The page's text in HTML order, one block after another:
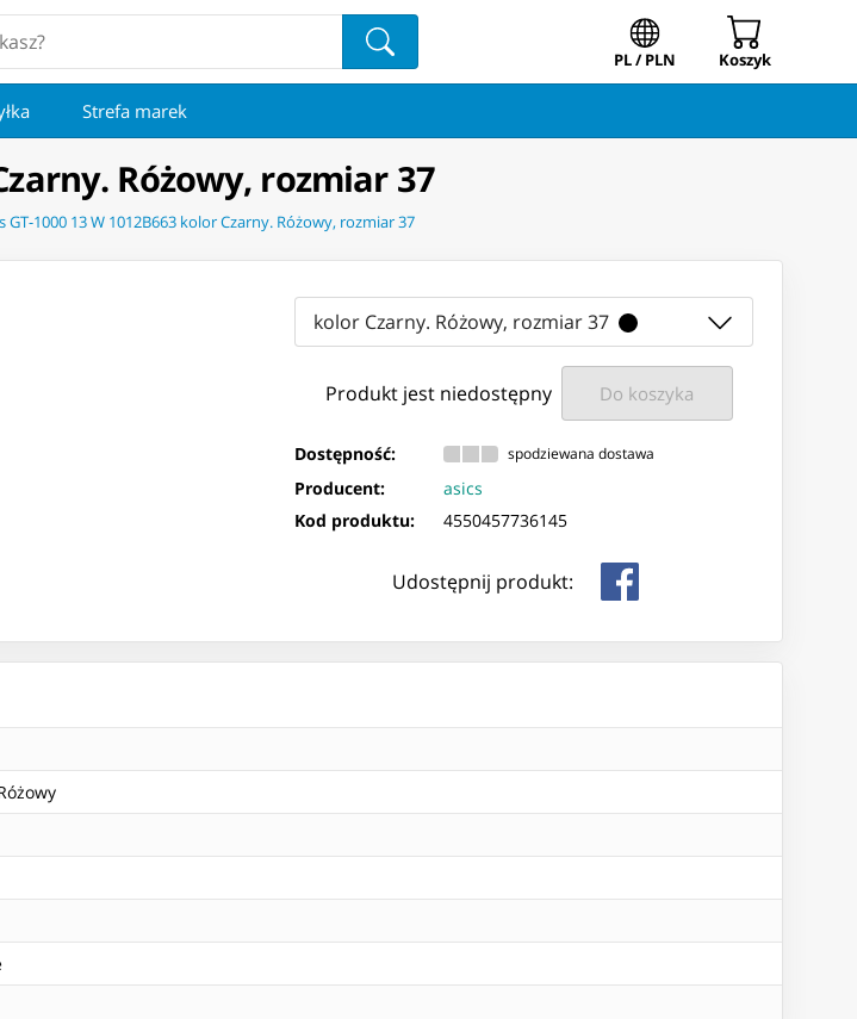
PL / PLN Koszyk
Strefa marek
Różowy, rozmiar 37
GT-1000 13 W 1012B663 kolor Czarny. Różowy, rozmiar 37
kolor Czarny. Różowy, rozmiar 37
Produkt jest niedostępny Do koszyka
Dostępność: spodziewana dostawa
Producent:
asics
Kod produktu:
4550457736145
Udostępnij produkt: